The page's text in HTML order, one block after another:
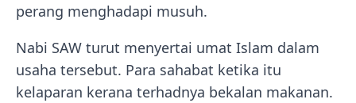
perang menghadapi musuh.
Nabi SAW turut menyertai umat Islam dalam
usaha tersebut. Para sahabat ketika itu
kelaparan kerana terhadnya bekalan makanan.